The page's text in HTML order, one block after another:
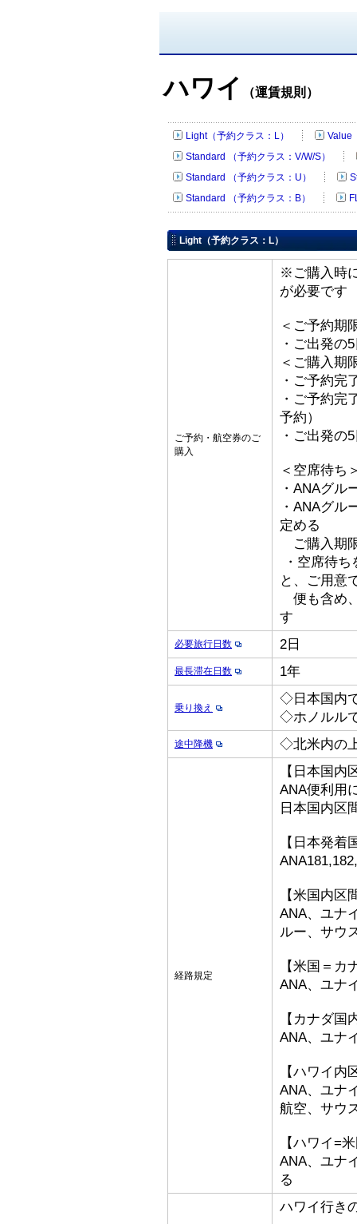
ハワイ （運賃規則）
Light（予約クラス：L）
Value
Standard （予約クラス：V/W/S）
Standard （予約クラス：U）
Standard （予約クラス：B）
Light（予約クラス：L）
ご予約・航空券のご
購入
※ご購入時
が必要です
＜ご予約期
・ご出発の
＜ご購入期
・ご予約完
・ご予約完
予約）
・ご出発の
＜空席待ち
・ANAグル
・ANAグル
定める
ご購入期
・空席待
と、ご用意
便も含め
す
必要旅行日数 2日
最長滞在日数 1年
乗り換え
◇日本国内
◇ホノルル
途中降機 ◇北米内の
経路規定
【日本国内
ANA便利用
日本国内区
【日本発着
【米国内区
ANA、ユナ
ルー、サウ
【米国＝カ
ANA、ユナ
【カナダ国
ANA、ユナ
【ハワイ内
ANA、ユナ
航空、サウ
【ハワイ=
ANA、ユナ
る
ハワイ行き